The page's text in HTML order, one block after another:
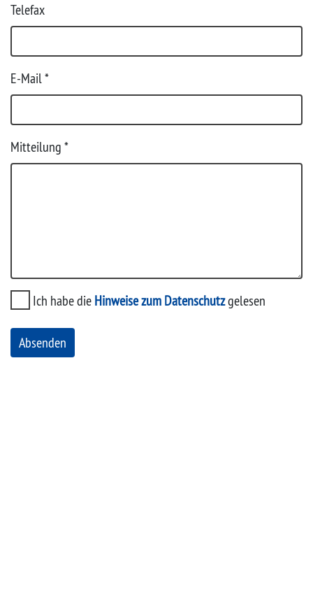
Telefax
E-Mail *
Mitteilung *
Ich habe die Hinweise zum Datenschutzgelesen